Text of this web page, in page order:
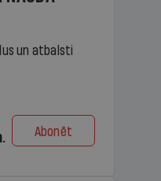
un atbalsti
Abonēt